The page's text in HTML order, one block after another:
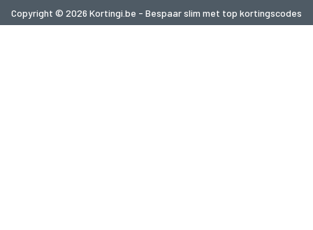
Copyright © 2026 Kortingi.be - Bespaar slim met top kortingscodes
2026. Alle rechten voorbehouden.